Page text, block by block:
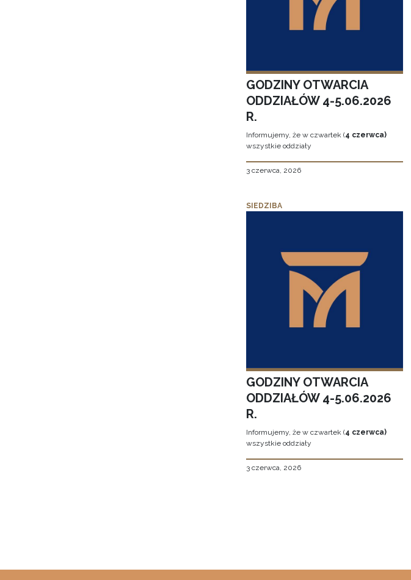
GODZINY OTWARCIA
ODDZIAŁÓW 4-5.06.2026
R.
Informujemy, że w czwartek (4 czerwca)
wszystkie oddziały
3 czerwca, 2026
SIEDZIBA
GODZINY OTWARCIA
ODDZIAŁÓW 4-5.06.2026
R.
Informujemy, że w czwartek (4 czerwca)
wszystkie oddziały
3 czerwca, 2026